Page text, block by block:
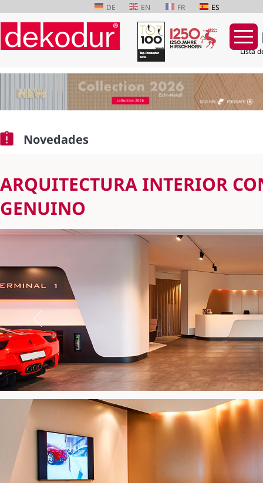
DE EN FR ES
Lista
Saltar
Novedades
ARQUITECTURA INTERIOR
GENUINO